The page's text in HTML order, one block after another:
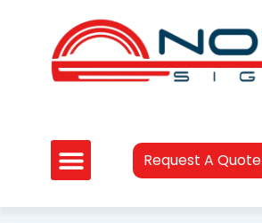
Request A Quote
navigation